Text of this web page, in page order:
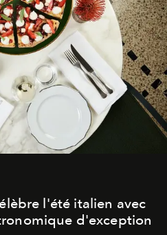
l'été italien avec
d'exception